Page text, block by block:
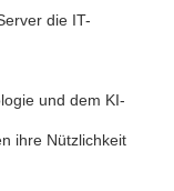
die IT-
und dem KI-
ihre Nützlichkeit